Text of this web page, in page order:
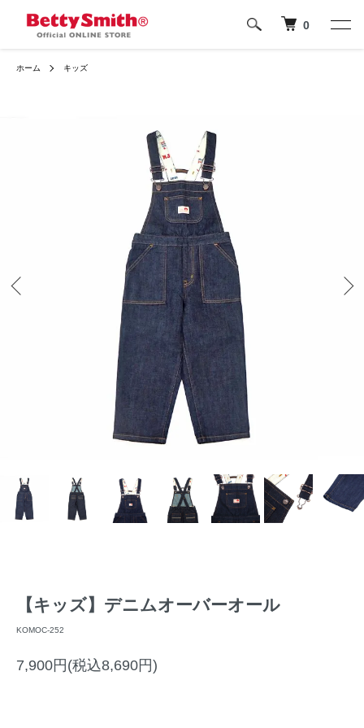
0
ホーム キッズ
【キッズ】デニムオーバーオール
KOMOC-252
7,900円(税込8,690円)